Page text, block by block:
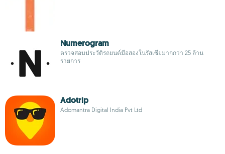
Numerogram
ตรวจสอบประวัติรถยนต์มือสองในรัสเซียมากกว่า 25 ล้าน
รายการ
Adotrip
Adomantra Digital India Pvt Ltd